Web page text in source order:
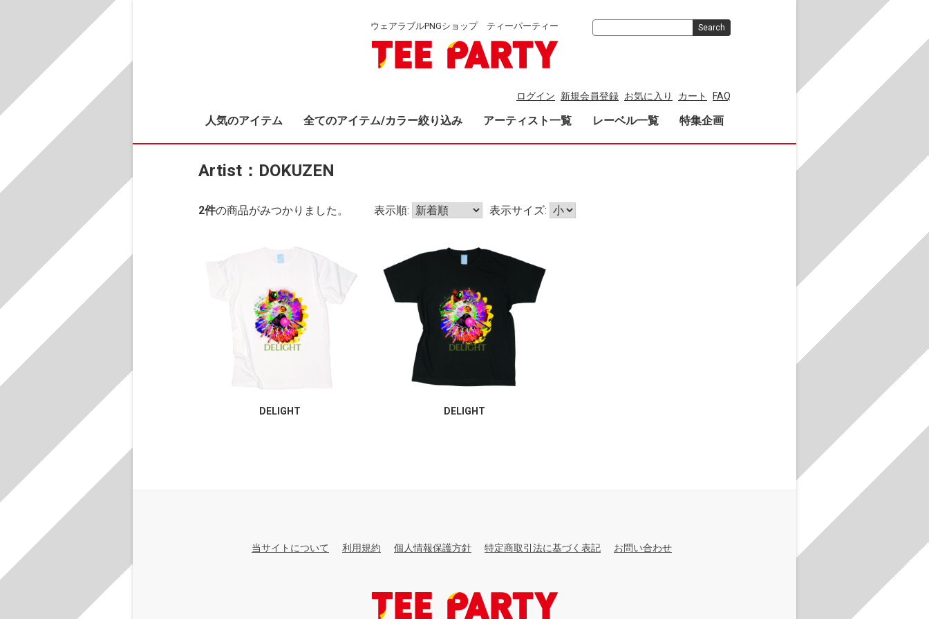
ウェアラブルPNGショップ ティーパーティー
ログイン 新規会員登録 お気に入り カート FAQ
人気のアイテム 全てのアイテム/カラー絞り込み アーティスト一覧 レーベル一覧 特集企画
Search
Artist：DOKUZEN
2件の商品がみつかりました。 表示順: 表示サイズ:
DELIGHT DELIGHT
当サイトについて 利用規約 個人情報保護方針 特定商取引法に基づく表記 お問い合わせ